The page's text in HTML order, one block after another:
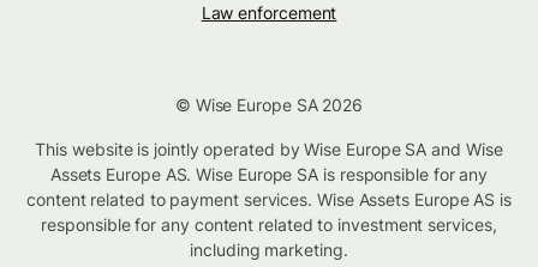
Law enforcement
© Wise Europe SA 2026
This website is jointly operated by Wise Europe SA and Wise
Assets Europe AS. Wise Europe SA is responsible for any
content related to payment services. Wise Assets Europe AS is
responsible for any content related to investment services,
including marketing.